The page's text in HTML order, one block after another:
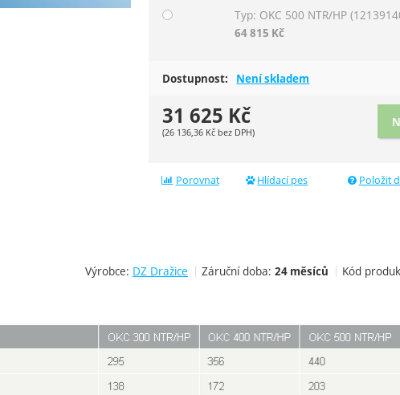
Typ: OKC 500 NTR/HP
64 815 Kč
Dostupnost: Není skladem
31 625 Kč
(26 136,36 Kč bez DPH)
Porovnat Hlídací pes Položit
Výrobce: DZ Dražice Záruční doba: 24 měsíců Kód